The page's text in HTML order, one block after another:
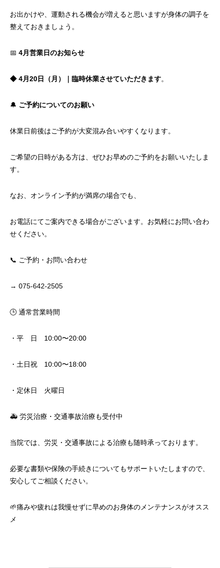
お出かけや、運動される機会が増えると思いますが身体の調子を
整えておきましょう。
📅 4月営業日のお知らせ
◆ 4月20日（月）｜臨時休業させていただきます。
🔔 ご予約についてのお願い
休業日前後はご予約が大変混み合いやすくなります。
ご希望の日時がある方は、ぜひお早めのご予約をお願いいたしま
す。
なお、オンライン予約が満席の場合でも、
お電話にてご案内できる場合がございます。お気軽にお問い合わ
せください。
📞 ご予約・お問い合わせ
→ 075-642-2505
🕒 通常営業時間
・平 日 10:00〜20:00
・土日祝 10:00〜18:00
・定休日 火曜日
🚑 労災治療・交通事故治療も受付中
当院では、労災・交通事故による治療も随時承っております。
必要な書類や保険の手続きについてもサポートいたしますので、
安心してご相談ください。
🌱痛みや疲れは我慢せずに早めのお身体のメンテナンスがオスス
メ